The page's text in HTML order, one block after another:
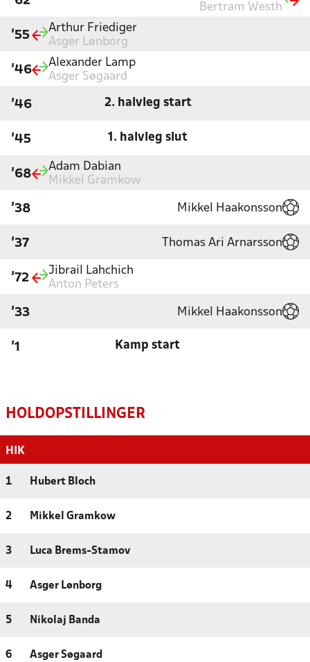
Bertram Westh
'55
Arthur Friediger
Asger Lønborg
'46
Alexander Lamp
Asger Søgaard
'46 2. halvleg start
'45 1. halvleg slut
'68
Adam Dabian
Mikkel Gramkow
'38 Mikkel Haakonsson
'37 Thomas Ari Arnarsson
'72
Jibrail Lahchich
Anton Peters
'33 Mikkel Haakonsson
'1 Kamp start
HOLDOPSTILLINGER
HIK
1 Hubert Bloch
2 Mikkel Gramkow
3 Luca Brems-Stamov
4 Asger Lønborg
5 Nikolaj Banda
6 Asger Søgaard